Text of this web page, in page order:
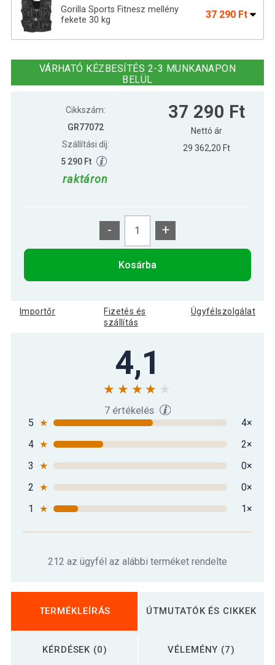
Gorilla Sports Fitnesz mellény
fekete 30 kg
37 290 Ft
10 kg
20 kg
27 990 Ft
VÁRHATÓ KÉZBESÍTÉS 2-3 MUNKANAPON
BELÜL
Cikkszám:
GR77072
Szállítási díj:
5 290 Ft
raktáron
37 290 Ft
Nettó ár
29 362,20 Ft
- +
Kosárba
Importőr
Fizetés és
szállítás
Ügyfélszolgálat
4,1
7 értékelés
5 ★
4×
4 ★
2×
3
★
0×
2 ★
0×
1
★ 1×
212 az ügyfél az alábbi terméket rendelte
TERMÉKLEÍRÁS ÚTMUTATÓK ÉS CIKKEK
KÉRDÉSEK (0) VÉLEMÉNY (7)